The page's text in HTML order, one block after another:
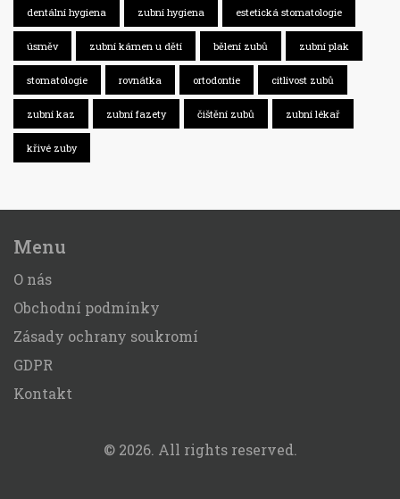
dentální hygiena zubní hygiena estetická stomatologie
úsměv zubní kámen u dětí bělení zubů zubní plak
stomatologie rovnátka ortodontie citlivost zubů
zubní kaz zubní fazety čištění zubů zubní lékař
křivé zuby
Menu
O nás
Obchodní podmínky
Zásady ochrany soukromí
GDPR
Kontakt
© 2026. All rights reserved.